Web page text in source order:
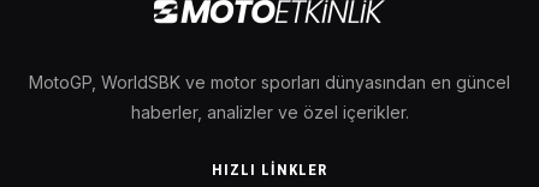
MotoGP, WorldSBK ve motor sporları dünyasından en güncel
haberler, analizler ve özel içerikler.
HIZLI LINKLER